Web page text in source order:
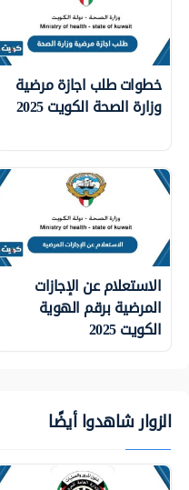
خطوات طلب اجازة مرضية
وزارة الصحة الكويت 2025
الاستعلام عن الإجازات
المرضية برقم الهوية
الكويت 2025
الزوار شاهدوا أيضًا